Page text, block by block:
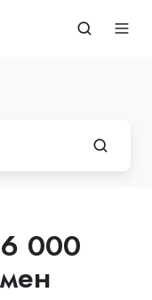
000